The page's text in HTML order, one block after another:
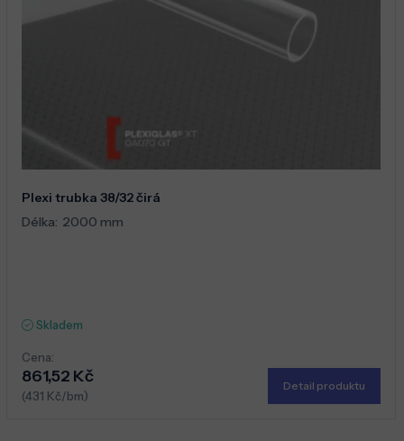
Plexi trubka 38/32 čirá
Délka: 2000 mm
Skladem
Cena:
861,52 Kč
(431 Kč/bm)
Detail produktu